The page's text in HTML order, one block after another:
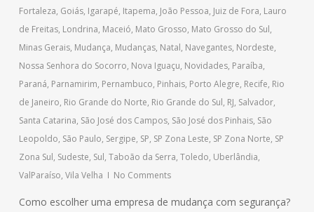
Fortaleza, Goiás, Igarapé, Itapema, João Pessoa, Juiz de Fora, Lauro
de Freitas, Londrina, Maceió, Mato Grosso, Mato Grosso do Sul,
Minas Gerais, Mudança, Mudanças, Natal, Navegantes, Nordeste,
Nossa Senhora do Socorro, Nova Iguaçu, Novidades, Paraíba,
Paraná, Parnamirim, Pernambuco, Pinhais, Porto Alegre, Recife, Rio
de Janeiro, Rio Grande do Norte, Rio Grande do Sul, RJ, Salvador,
Santa Catarina, São José dos Campos, São José dos Pinhais, São
Leopoldo, São Paulo, Sergipe, SP, SP Zona Leste, SP Zona Norte, SP
Zona Sul, Sudeste, Sul, Taboão da Serra, Toledo, Uberlândia,
ValParaíso, Vila Velha No Comments
Como escolher uma empresa de mudança com segurança?